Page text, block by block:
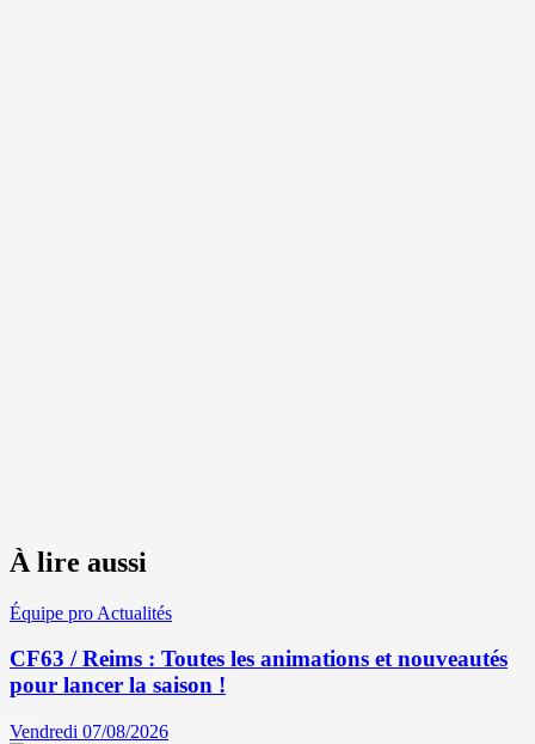
À lire aussi
Équipe pro Actualités
CF63 / Reims : Toutes les animations et nouveautés
pour lancer la saison !
Vendredi 07/08/2026